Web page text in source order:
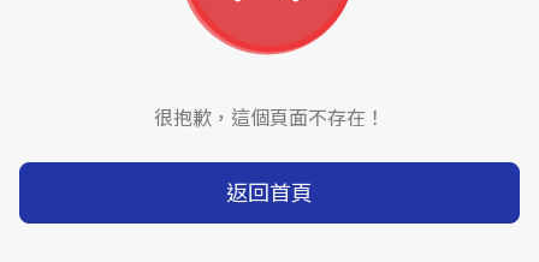
很抱歉，這個頁面不存在！
返回首頁